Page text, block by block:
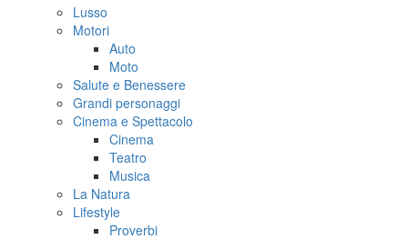
Lusso
Motori
Auto
Moto
Salute e Benessere
Grandi personaggi
Cinema e Spettacolo
Cinema
Teatro
Musica
La Natura
Lifestyle
Proverbi